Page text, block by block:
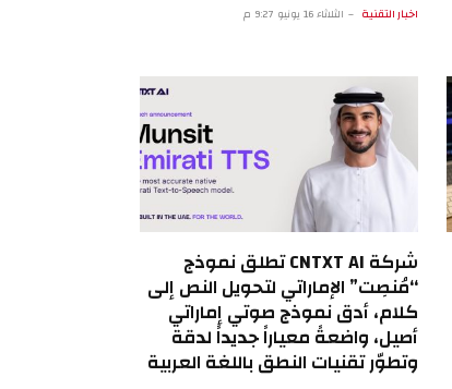
اخبار التقنية الثلاثاء 16 يونيو 9:27 م
شركة CNTXT AI تطلق نموذج
“مُنصِت” الإماراتي لتحويل النص إلى
كلام، أدق نموذج صوتي إماراتي
أصيل، واضعةً معياراً جديداً لدقة
وتطوّر تقنيات النطق باللغة العربية